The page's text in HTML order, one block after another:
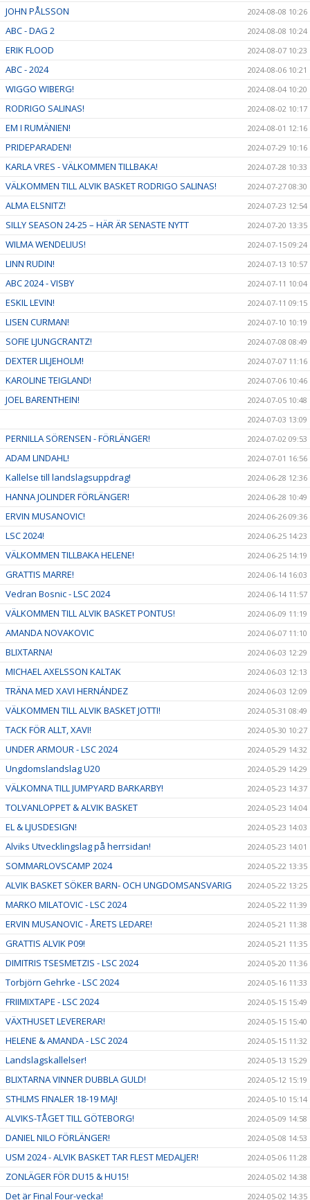
JOHN PÅLSSON 2024-08-08 10:26
ABC - DAG 2 2024-08-08 10:24
ERIK FLOOD 2024-08-07 10:23
ABC - 2024 2024-08-06 10:21
WIGGO WIBERG! 2024-08-04 10:20
RODRIGO SALINAS! 2024-08-02 10:17
EM I RUMÄNIEN! 2024-08-01 12:16
PRIDEPARADEN! 2024-07-29 10:16
KARLA VRES - VÄLKOMMEN TILLBAKA! 2024-07-28 10:33
VÄLKOMMEN TILL ALVIK BASKET RODRIGO SALINAS! 2024-07-27 08:30
ALMA ELSNITZ! 2024-07-23 12:54
SILLY SEASON 24-25 – HÄR ÄR SENASTE NYTT 2024-07-20 13:35
WILMA WENDELIUS! 2024-07-15 09:24
LINN RUDIN! 2024-07-13 10:57
ABC 2024 - VISBY 2024-07-11 10:04
ESKIL LEVIN! 2024-07-11 09:15
LISEN CURMAN! 2024-07-10 10:19
SOFIE LJUNGCRANTZ! 2024-07-08 08:49
DEXTER LILJEHOLM! 2024-07-07 11:16
KAROLINE TEIGLAND! 2024-07-06 10:46
JOEL BARENTHEIN!
2024-07-05 10:48
2024-07-03 13:09
PERNILLA SÖRENSEN - FÖRLÄNGER! 2024-07-02 09:53
ADAM LINDAHL! 2024-07-01 16:56
Kallelse till landslagsuppdrag! 2024-06-28 12:36
HANNA JOLINDER FÖRLÄNGER! 2024-06-28 10:49
ERVIN MUSANOVIC! 2024-06-26 09:36
LSC 2024! 2024-06-25 14:23
VÄLKOMMEN TILLBAKA HELENE! 2024-06-25 14:19
GRATTIS MARRE! 2024-06-14 16:03
Vedran Bosnic - LSC 2024 2024-06-14 11:57
VÄLKOMMEN TILL ALVIK BASKET PONTUS! 2024-06-09 11:19
AMANDA NOVAKOVIC 2024-06-07 11:10
BLIXTARNA! 2024-06-03 12:29
MICHAEL AXELSSON KALTAK 2024-06-03 12:13
TRÄNA MED XAVI HERNÁNDEZ 2024-06-03 12:09
VÄLKOMMEN TILL ALVIK BASKET JOTTI! 2024-05-31 08:49
TACK FÖR ALLT, XAVI! 2024-05-30 10:27
UNDER ARMOUR - LSC 2024 2024-05-29 14:32
Ungdomslandslag U20 2024-05-29 14:29
VÄLKOMNA TILL JUMPYARD BARKARBY! 2024-05-23 14:37
TOLVANLOPPET & ALVIK BASKET 2024-05-23 14:04
EL & LJUSDESIGN! 2024-05-23 14:03
Alviks Utvecklingslag på herrsidan! 2024-05-23 14:01
SOMMARLOVSCAMP 2024 2024-05-22 13:35
ALVIK BASKET SÖKER BARN- OCH UNGDOMSANSVARIG 2024-05-22 13:25
MARKO MILATOVIC - LSC 2024 2024-05-22 11:39
ERVIN MUSANOVIC - ÅRETS LEDARE! 2024-05-21 11:38
GRATTIS ALVIK P09! 2024-05-21 11:35
DIMITRIS TSESMETZIS - LSC 2024 2024-05-20 11:36
Torbjörn Gehrke - LSC 2024 2024-05-16 11:33
FRIIMIXTAPE - LSC 2024 2024-05-15 15:49
VÄXTHUSET LEVERERAR! 2024-05-15 15:40
HELENE & AMANDA - LSC 2024 2024-05-15 11:32
Landslagskallelser! 2024-05-13 15:29
BLIXTARNA VINNER DUBBLA GULD! 2024-05-12 15:19
STHLMS FINALER 18-19 MAJ! 2024-05-10 15:14
ALVIKS-TÅGET TILL GÖTEBORG! 2024-05-09 14:58
DANIEL NILO FÖRLÄNGER! 2024-05-08 14:53
USM 2024 - ALVIK BASKET TAR FLEST MEDALJER! 2024-05-06 11:28
ZONLÄGER FÖR DU15 & HU15! 2024-05-02 14:38
Det är Final Four-vecka! 2024-05-02 14:35